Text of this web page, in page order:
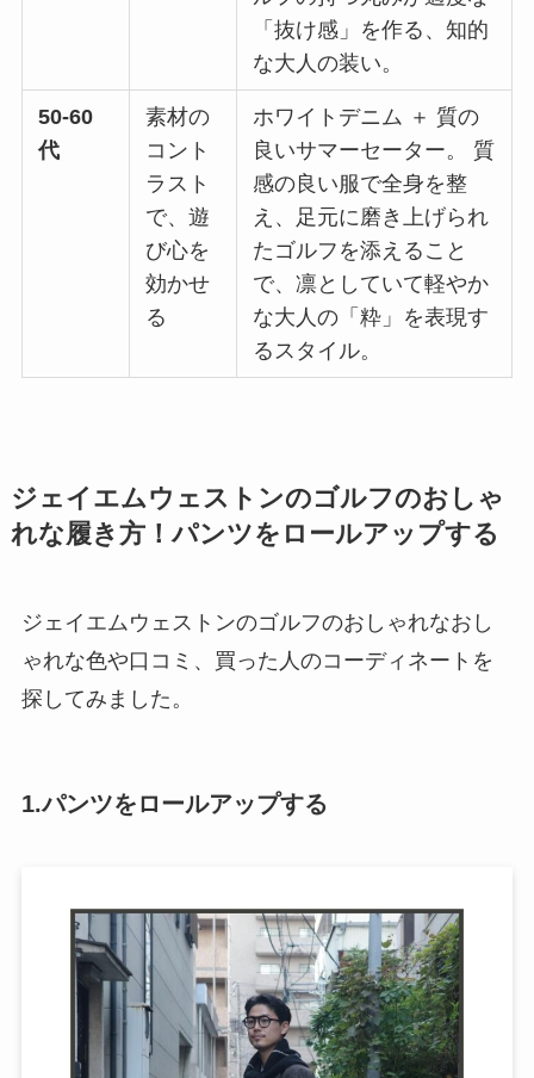
「抜け感」を作る、知的
な大人の装い。
50-60
代
素材の
コント
ラスト
で、遊
び心を
効かせ
る
ホワイトデニム ＋ 質の
良いサマーセーター。 質
感の良い服で全身を整
え、足元に磨き上げられ
たゴルフを添えること
で、凛としていて軽やか
な大人の「粋」を表現す
るスタイル。
ジェイエムウェストンのゴルフのおしゃ
れな履き方！パンツをロールアップする
ジェイエムウェストンのゴルフのおしゃれなおし
ゃれな色や口コミ、買った人のコーディネートを
探してみました。
1.パンツをロールアップする